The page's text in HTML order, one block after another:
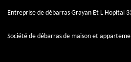
Entreprise de débarras Grayan Et L Hopital
Société de débarras de maison et